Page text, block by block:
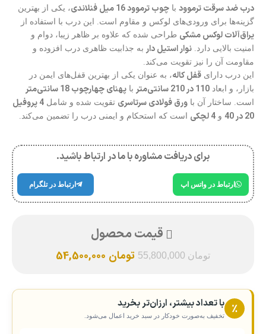
درب ضد سرقت ترموود با چوب ترموود 16 میل فنلاندی
، یکی از بهترین
گزینه‌ها برای ورودی‌های لوکس و مقاوم است. این درب با استفاده از
یراق‌آلات لوکس مشکی طراحی شده که علاوه بر ظاهر زیبا، دوام و
امنیت بالایی دارد. نوار استیل دار به جذابیت ظاهری درب افزوده و
مقاومت آن را نیز تقویت می‌کند.
این درب دارای قفل کاله، به عنوان یکی از بهترین قفل‌های ایمن در
بازار، و ابعاد 110 در 210 سانتی‌متر با پهنای چهارچوب 18 سانتی‌متر
است. ساختار آن با ورق فولادی سرتاسری تقویت شده و شامل
4 پروفیل
20 در 40
و 4 لچکی است که استحکام و ایمنی درب را تضمین می‌کند.
برای دریافت مشاوره با ما در ارتباط باشید.
ارتباط در واتس اپ ارتباط در تلگرام
قیمت محصول
تومان تومان
٪ با تعداد بیشتر، ارزان‌تر بخرید
تخفیف به‌صورت خودکار در سبد خرید اعمال می‌شود.